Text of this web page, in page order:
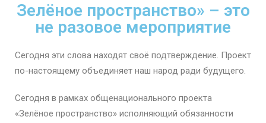
Зелёное пространство» – это
не разовое мероприятие
Сегодня эти слова находят своё подтверждение. Проект
по-настоящему объединяет наш народ ради будущего.
Сегодня в рамках общенационального проекта
«Зелёное пространство» исполняющий обязанности